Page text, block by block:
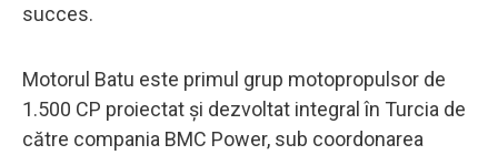
succes.
Motorul Batu este primul grup motopropulsor de
1.500 CP proiectat și dezvoltat integral în Turcia de
către compania BMC Power, sub coordonarea